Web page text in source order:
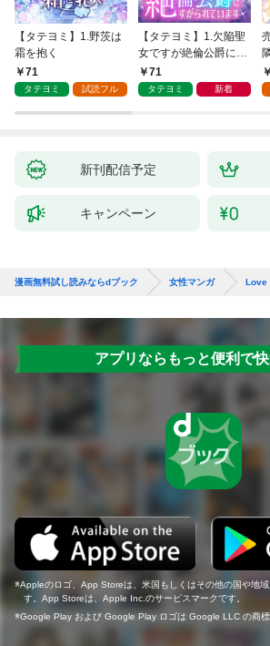
【タテヨミ】1.野茨は
霜を抱く
71
タテヨミ 試読フル
【タテヨミ】1.欠陥聖
女ですが絶倫公爵にす
がられています
71
タテヨミ 新着
新刊配信予定
キャンペーン
漫画無料試し読みならdブック 女性マンガ Love
アプリならもっと便利で快
Appleのロゴ、App Storeは、米国もしくはその他の国や地
す。App Storeは、Apple Inc.のサービスマークです。
Google Play および Google Play ロゴは Google LLC の商標